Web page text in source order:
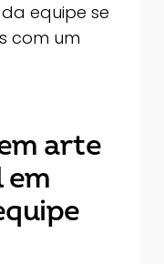
equipe se
com um
arte
em